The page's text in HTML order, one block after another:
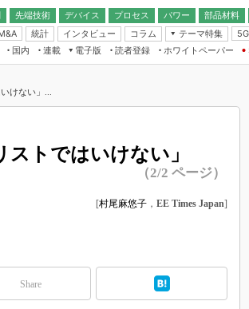
先端技術
デバイス
プロセス パワー 部品材料
無線
統計 インタビュー コラム
テーマ特集
フィジカルAI
読者調査（EE Times Research）
5G
IoT・エ
EXPO
人とくる
国内
連載
10年
電子版
読者登録 ホワイトペーパー
けない」...
ストではいけない」
（2/2 ページ）
[村尾麻悠子 ， EE Times Japan]
Share